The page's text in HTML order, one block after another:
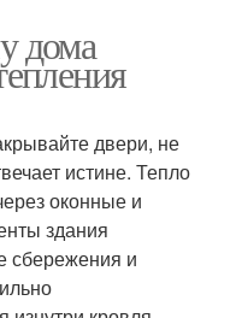
дома
двери, не
истине. Тепло
оконные и
здания
сбережения и